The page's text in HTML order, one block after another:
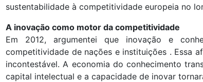
sustentabilidade à competitividade europeia no
A inovação como motor da competitividade
Em 2012, argumentei que inovação e
competitividade de nações e instituições . Essa
incontestável. A economia do conhecimento
capital intelectual e a capacidade de inovar